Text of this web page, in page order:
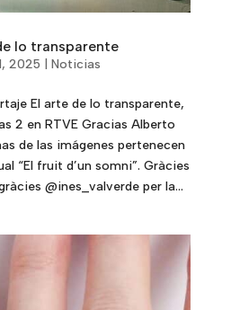
lo transparente
2025 Noticias
El arte de lo transparente,
2 en RTVE Gracias Alberto
de las imágenes pertenecen
“El fruit d’un somni”. Gràcies
@ines_valverde per la...